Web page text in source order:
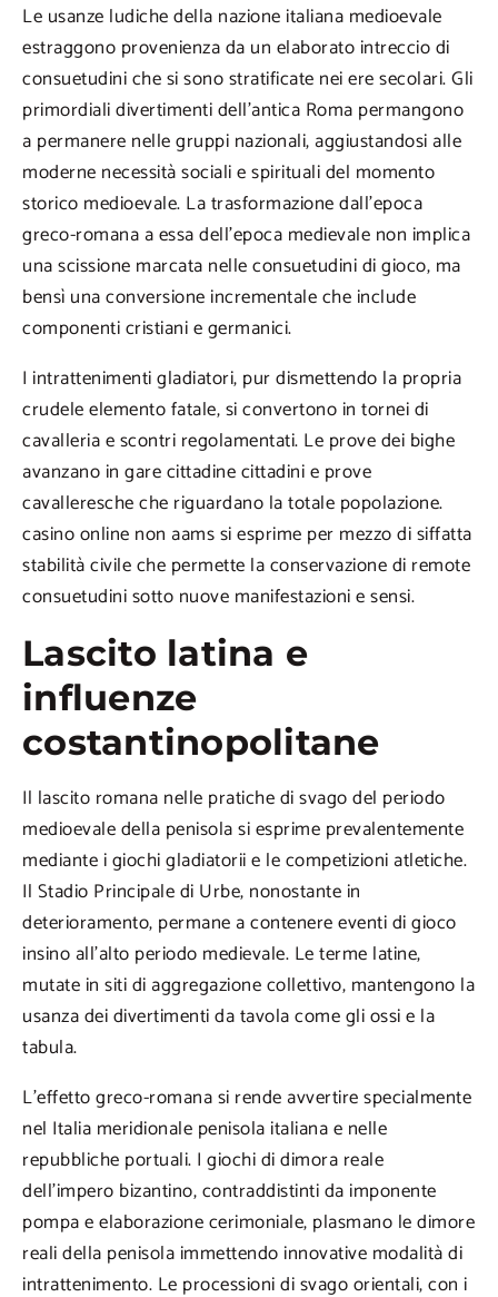
Le usanze ludiche della nazione italiana medioevale
estraggono provenienza da un elaborato intreccio di
consuetudini che si sono stratificate nei ere secolari. Gli
primordiali divertimenti dell’antica Roma permangono
a permanere nelle gruppi nazionali, aggiustandosi alle
moderne necessità sociali e spirituali del momento
storico medioevale. La trasformazione dall’epoca
greco-romana a essa dell’epoca medievale non implica
una scissione marcata nelle consuetudini di gioco, ma
bensì una conversione incrementale che include
componenti cristiani e germanici.
I intrattenimenti gladiatori, pur dismettendo la propria
crudele elemento fatale, si convertono in tornei di
cavalleria e scontri regolamentati. Le prove dei bighe
avanzano in gare cittadine cittadini e prove
cavalleresche che riguardano la totale popolazione.
casino online non aams si esprime per mezzo di siffatta
stabilità civile che permette la conservazione di remote
consuetudini sotto nuove manifestazioni e sensi.
Lascito latina e
influenze
costantinopolitane
Il lascito romana nelle pratiche di svago del periodo
medioevale della penisola si esprime prevalentemente
mediante i giochi gladiatorii e le competizioni atletiche.
Il Stadio Principale di Urbe, nonostante in
deterioramento, permane a contenere eventi di gioco
insino all’alto periodo medievale. Le terme latine,
mutate in siti di aggregazione collettivo, mantengono la
usanza dei divertimenti da tavola come gli ossi e la
tabula.
L’effetto greco-romana si rende avvertire specialmente
nel Italia meridionale penisola italiana e nelle
repubbliche portuali. I giochi di dimora reale
dell’impero bizantino, contraddistinti da imponente
pompa e elaborazione cerimoniale, plasmano le dimore
reali della penisola immettendo innovative modalità di
intrattenimento. Le processioni di svago orientali, con i